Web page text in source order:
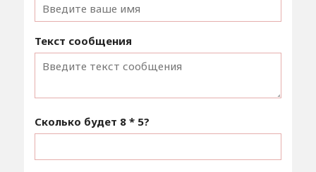
Текст сообщения
Сколько будет 8 * 5?